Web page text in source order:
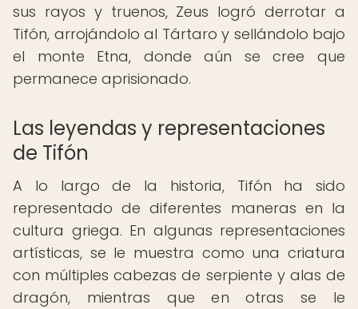
sus rayos y truenos, Zeus logró derrotar a
Tifón, arrojándolo al Tártaro y sellándolo bajo
el monte Etna, donde aún se cree que
permanece aprisionado.
Las leyendas y representaciones
de Tifón
A lo largo de la historia, Tifón ha sido
representado de diferentes maneras en la
cultura griega. En algunas representaciones
artísticas, se le muestra como una criatura
con múltiples cabezas de serpiente y alas de
dragón, mientras que en otras se le